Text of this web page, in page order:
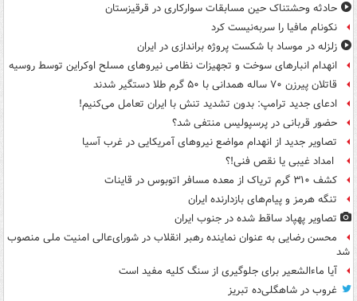
حادثه وحشتناک حین مسابقات سوارکاری در قرقیزستان
نکونام مافیا را سربه‌نیست کرد
زلزله در موساد با شکست پروژه براندازی در ایران
انهدام انبارهای سوخت و تجهیزات نظامی نیروهای مسلح اوکراین توسط روسیه
قاتلان پیرزن ۷۰ ساله همدانی با ۵۰ گرم طلا دستگیر شدند
ادعای جدید ترامپ: بدون تشدید تنش با ایران تعامل می‌کنیم!
حضور قربانی در پرسپولیس منتفی شد؟
تصاویر جدید از انهدام مواضع نیروهای آمریکایی در غرب آسیا
امداد غیبی یا نقص فنی!؟
کشف ۳۱۰ گرم تریاک از معده مسافر اتوبوس در قاینات
تنگه هرمز و پیام‌های بازدارنده ایران
تصاویر پهپاد ساقط شده در جنوب ایران
محسن رضایی به عنوان نماینده رهبر انقلاب در شورای‌عالی امنیت ملی منصوب
شد
آیا ماءالشعیر برای جلوگیری از سنگ کلیه مفید است
غروب در شاهگلی‌ده تبریز